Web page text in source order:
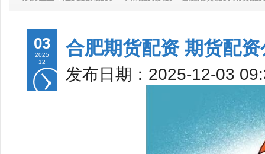
03
2025
12
合肥期货配资 期货配
发布日期：2025-12-03